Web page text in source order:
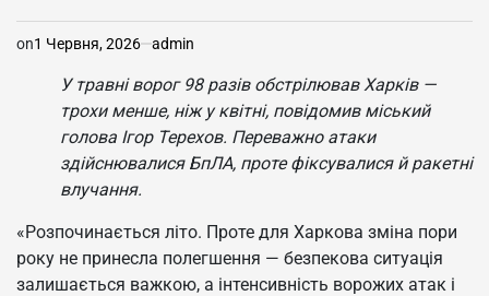
on1 Червня, 2026 admin
У травні ворог 98 разів обстрілював Харків —
трохи менше, ніж у квітні, повідомив міський
голова Ігор Терехов. Переважно атаки
здійснювалися БпЛА, проте фіксувалися й ракетні
влучання.
«Розпочинається літо. Проте для Харкова зміна пори
року не принесла полегшення — безпекова ситуація
залишається важкою, а інтенсивність ворожих атак і